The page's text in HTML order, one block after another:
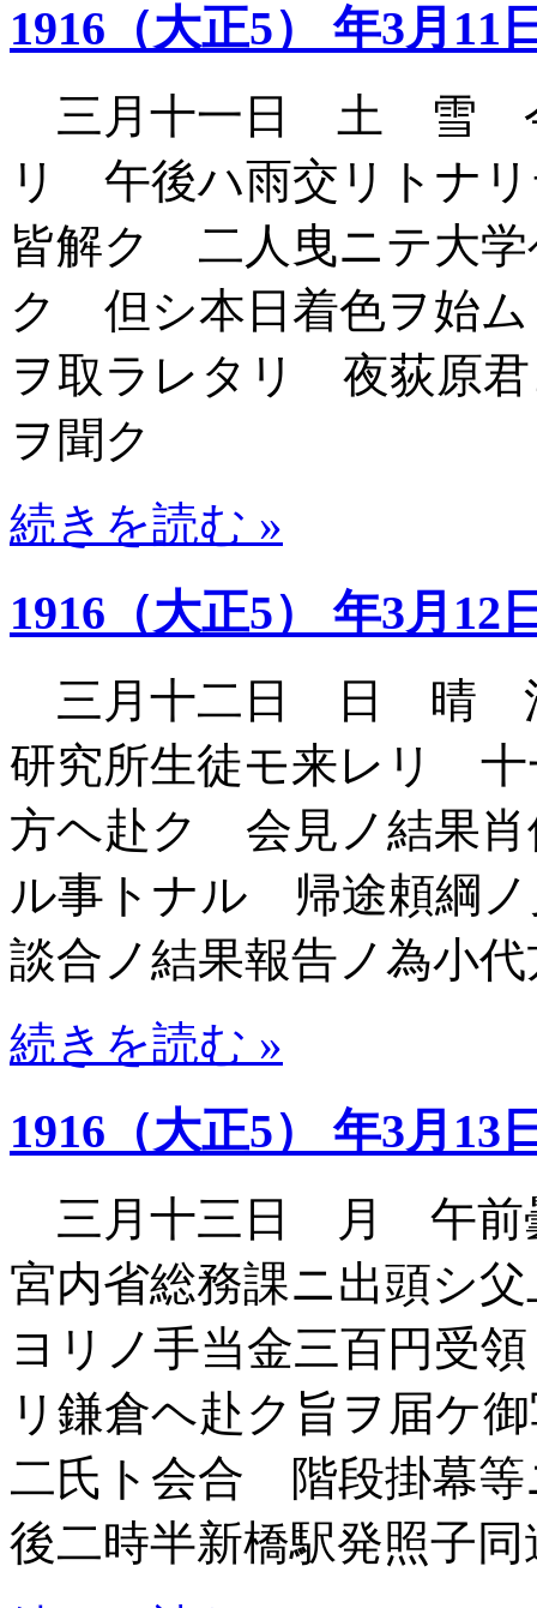
1916（大正5） 年3月11
三月十一日 土 雪 今
リ 午後ハ雨交リトナ
皆解ク 二人曳ニテ大学
ク 但シ本日着色ヲ始
ヲ取ラレタリ 夜荻原君
ヲ聞ク
続きを読む »
1916（大正5） 年3月12
三月十二日 日 晴
研究所生徒モ来レリ 十
方ヘ赴ク 会見ノ結果肖
ル事トナル 帰途頼綱ノ
談合ノ結果報告ノ為小
続きを読む »
1916（大正5） 年3月13
三月十三日 月 午前
宮内省総務課ニ出頭シ
ヨリノ手当金三百円受
リ鎌倉ヘ赴ク旨ヲ届ケ
二氏ト会合 階段掛幕
後二時半新橋駅発照子